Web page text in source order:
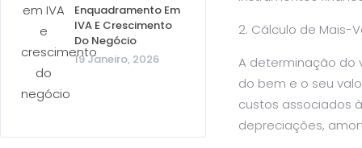
Enquadramento Em
IVA E Crescimento
Do Negócio
19 Janeiro, 2026
Cálculo de Mais-
A determinação do
do bem e o seu
custos associados
depreciações,